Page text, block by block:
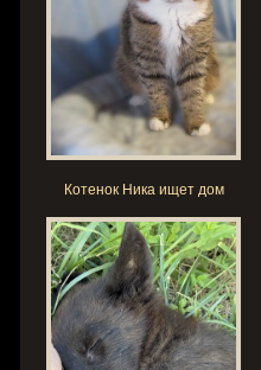
Котенок Ника ищет дом